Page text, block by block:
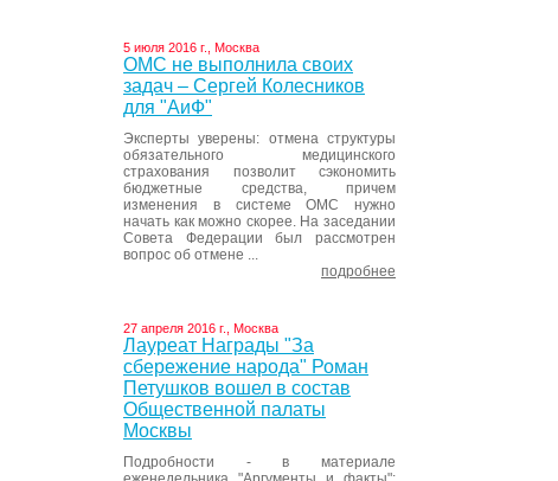
5 июля 2016 г., Москва
ОМС не выполнила своих
задач – Сергей Колесников
для "АиФ"
Эксперты уверены: отмена структуры
обязательного медицинского
страхования позволит сэкономить
бюджетные средства, причем
изменения в системе ОМС нужно
начать как можно скорее. На заседании
Совета Федерации был рассмотрен
вопрос об отмене ...
подробнее
27 апреля 2016 г., Москва
Лауреат Награды "За
сбережение народа" Роман
Петушков вошел в состав
Общественной палаты
Москвы
Подробности - в материале